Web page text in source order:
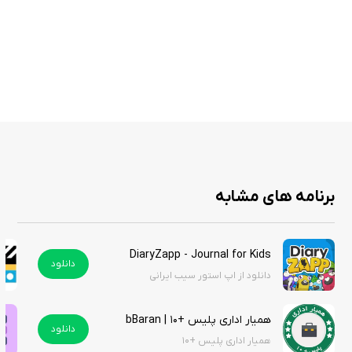
برنامه پژوهشی ریسرچری یک اپلیکیشن جامع و کاربردی است که با ارائه
ابزارهای متنوع و تمرکز بر اخلاق پژوهشی، به پژوهشگران و دانشجویان کمک
می‌کند تا تحقیقات خود را با کیفیت بالاتری انجام دهند. امکانات این برنامه، از
آموزش‌های تخصصی تا افزونه‌های پژوهشی، آن را به ابزاری ضروری برای جامعه
علمی تبدیل کرده است. این اپلیکیشن را از سیب ایرانی دانلود کنید.
برنامه های مشابه
DiaryZapp - Journal for Kids
دانلود از اپ استور سیب ایرانی
دانلود
همیار اداری پلیس +۱۰ | bBaran
همیار اداری پلیس +۱۰
دانلود